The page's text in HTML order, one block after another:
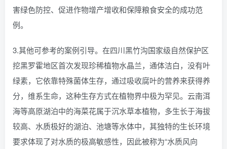
害绿色防控、促进作物增产增收和保障粮食安全的成功范
例。
3.其他可参考的案例引导。在四川黑竹沟国家级自然保护区
挖黑罗霍地区首次发现珍稀植物水晶兰，通体洁白，没有叶
绿素，它依靠特殊菌体生存，通过吸收腐叶的营养来获得养
分，维系生命，这种生存方式在植物界中极为罕见。云南洱
海等高原湖泊中的海菜花属于沉水草本植物，多生长于海拔
较高、水质极好的湖泊、池塘等水体中，其独特的生长环境
要求体现了对水质的极高敏感性，因此被称为“水质风向